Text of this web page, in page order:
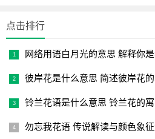
点击排行
网络用语白月光的意思 解释你
彼岸花是什么意思 简述彼岸花
铃兰花语是什么意思 铃兰花的
勿忘我花语 传说解读与颜色象